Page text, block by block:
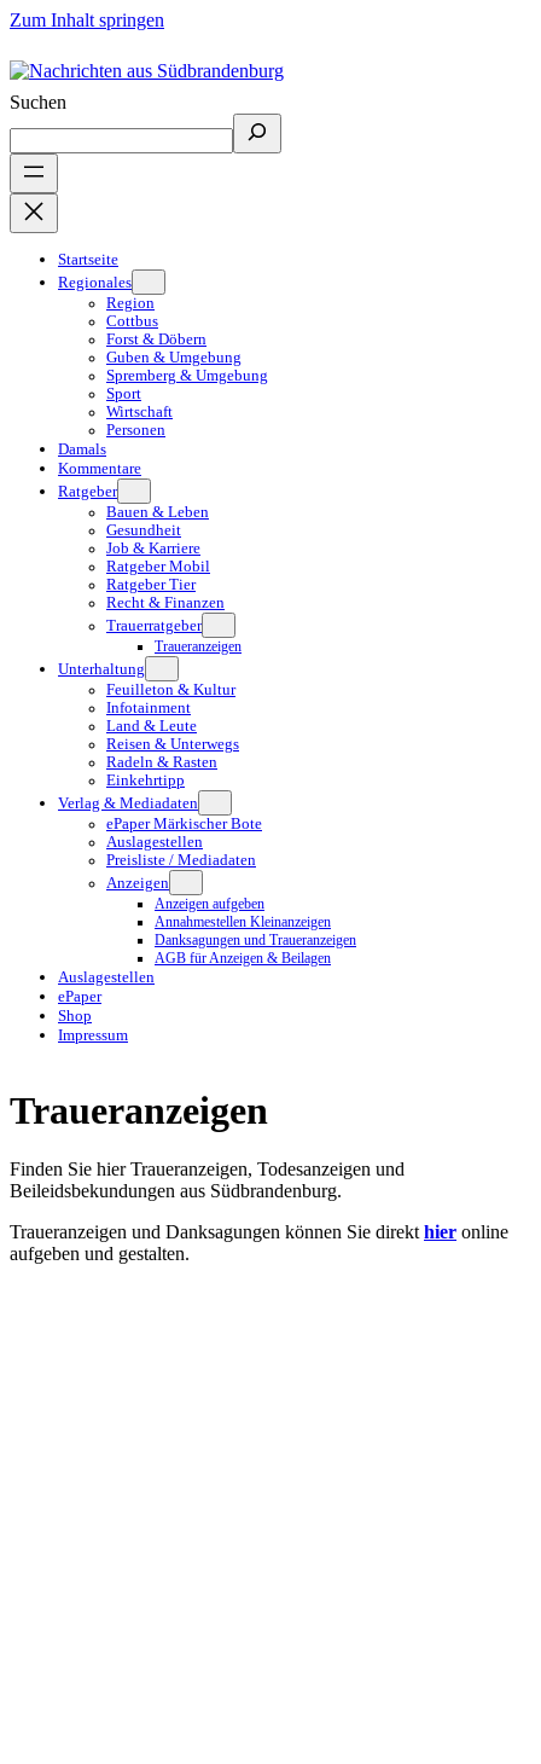
Zum Inhalt springen
Suchen
Startseite
Regionales
Region
Cottbus
Forst & Döbern
Guben & Umgebung
Spremberg & Umgebung
Sport
Wirtschaft
Personen
Damals
Kommentare
Ratgeber
Bauen & Leben
Gesundheit
Job & Karriere
Ratgeber Mobil
Ratgeber Tier
Recht & Finanzen
Trauerratgeber
Traueranzeigen
Unterhaltung
Feuilleton & Kultur
Infotainment
Land & Leute
Reisen & Unterwegs
Radeln & Rasten
Einkehrtipp
Verlag & Mediadaten
ePaper Märkischer Bote
Auslagestellen
Preisliste / Mediadaten
Anzeigen
Anzeigen aufgeben
Annahmestellen Kleinanzeigen
Danksagungen und Traueranzeigen
AGB für Anzeigen & Beilagen
Auslagestellen
ePaper
Shop
Impressum
Traueranzeigen
Finden Sie hier Traueranzeigen, Todesanzeigen und
Beileidsbekundungen aus Südbrandenburg.
Traueranzeigen und Danksagungen können Sie direkt hier online
aufgeben und gestalten.